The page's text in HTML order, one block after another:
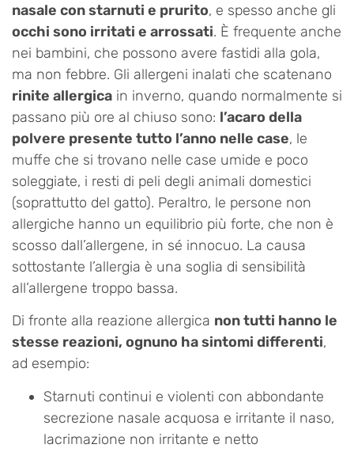
nasale con starnuti e prurito, e spesso anche gli
occhi sono irritati e arrossati. È frequente anche
nei bambini, che possono avere fastidi alla gola,
ma non febbre. Gli allergeni inalati che scatenano
rinite allergica in inverno, quando normalmente si
passano più ore al chiuso sono: l’acaro della
polvere presente tutto l’anno nelle case, le
muffe che si trovano nelle case umide e poco
soleggiate, i resti di peli degli animali domestici
(soprattutto del gatto). Peraltro, le persone non
allergiche hanno un equilibrio più forte, che non è
scosso dall’allergene, in sé innocuo. La causa
sottostante l’allergia è una soglia di sensibilità
all’allergene troppo bassa.
Di fronte alla reazione allergica non tutti hanno le
stesse reazioni, ognuno ha sintomi differenti,
ad esempio:
Starnuti continui e violenti con abbondante
secrezione nasale acquosa e irritante il naso,
lacrimazione non irritante e netto